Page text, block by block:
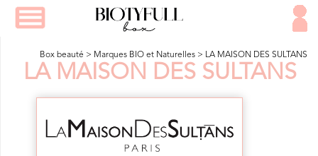
Box beauté > Marques BIO et Naturelles > LA MAISON DES SULTANS
LA MAISON DES SULTANS